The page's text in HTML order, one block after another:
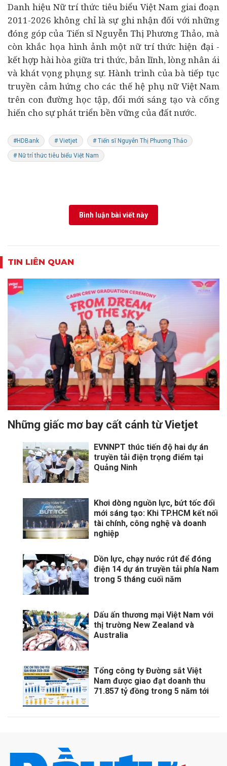
Danh hiệu Nữ trí thức tiêu biểu Việt Nam giai đoạn
2011-2026 không chỉ là sự ghi nhận đối với những
đóng góp của Tiến sĩ Nguyễn Thị Phương Thảo, mà
còn khắc họa hình ảnh một nữ trí thức hiện đại -
kết hợp hài hòa giữa tri thức, bản lĩnh, lòng nhân ái
và khát vọng phụng sự. Hành trình của bà tiếp tục
truyền cảm hứng cho các thế hệ phụ nữ Việt Nam
trên con đường học tập, đổi mới sáng tạo và cống
hiến cho sự phát triển bền vững của đất nước.
#HDBank # Vietjet # Tiến sĩ Nguyễn Thị Phương Thảo
# Nữ trí thức tiêu biểu Việt Nam
Bình luận bài viết này
TIN LIÊN QUAN
Những giấc mơ bay cất cánh từ Vietjet
EVNNPT thúc tiến độ hai dự án
truyền tải điện trọng điểm tại
Quảng Ninh
Khơi dòng nguồn lực, bứt tốc đổi
mới sáng tạo: Khi TP.HCM kết nối
tài chính, công nghệ và doanh
nghiệp
Dồn lực, chạy nước rút để đóng
điện 14 dự án truyền tải phía Nam
trong 5 tháng cuối năm
Dấu ấn thương mại Việt Nam với
thị trường New Zealand và
Australia
Tổng công ty Đường sắt Việt
Nam được giao đạt doanh thu
71.857 tỷ đồng trong 5 năm tới